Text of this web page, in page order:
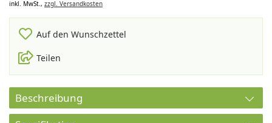
inkl. MwSt., zzgl. Versandkosten
Auf den Wunschzettel
Teilen
Beschreibung